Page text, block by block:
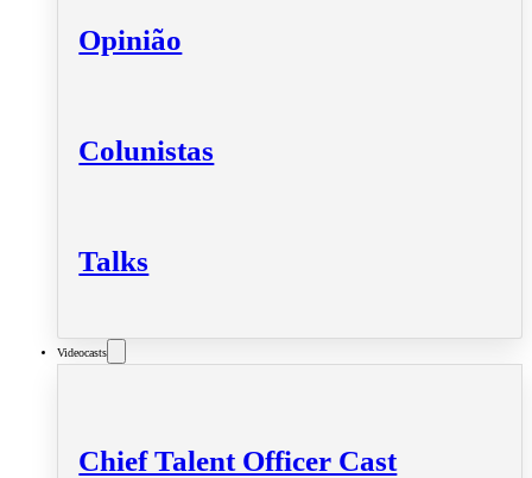
Opinião
Colunistas
Talks
Videocasts
Chief Talent Officer Cast